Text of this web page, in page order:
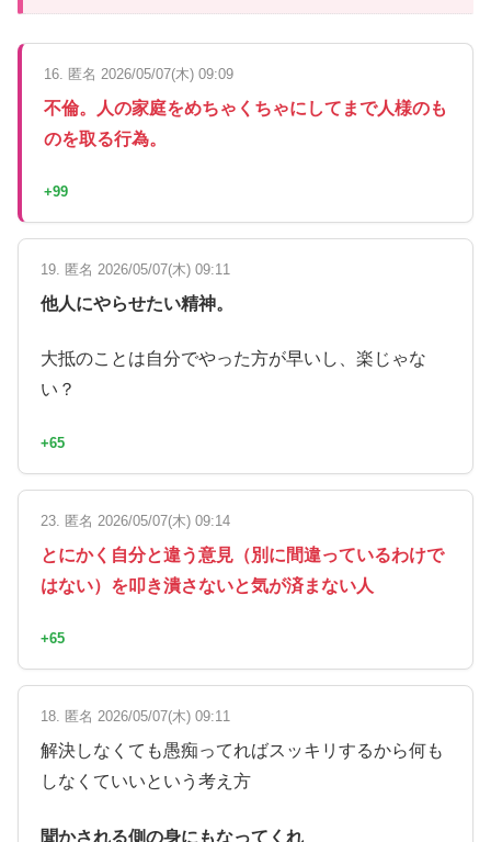
16. 匿名 2026/05/07(木) 09:09
不倫。人の家庭をめちゃくちゃにしてまで人様のも
のを取る行為。
+99
19. 匿名 2026/05/07(木) 09:11
他人にやらせたい精神。
大抵のことは自分でやった方が早いし、楽じゃな
い？
+65
23. 匿名 2026/05/07(木) 09:14
とにかく自分と違う意見（別に間違っているわけで
はない）を叩き潰さないと気が済まない人
+65
18. 匿名 2026/05/07(木) 09:11
解決しなくても愚痴ってればスッキリするから何も
しなくていいという考え方
聞かされる側の身にもなってくれ